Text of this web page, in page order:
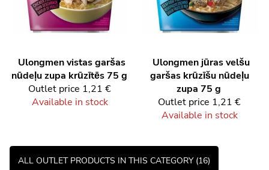
Ulongmen vistas garšas
nūdeļu zupa krūzītēs 75 g
Outlet price 1,21 €
Available in stock
Ulongmen jūras velšu
garšas krūzīšu nūdeļu
zupa 75 g
Outlet price 1,21 €
Available in stock
ALL OUTLET PRODUCTS IN THIS CATEGORY (16)